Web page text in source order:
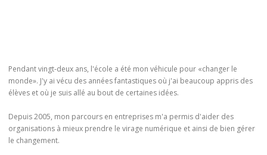
Pendant vingt-deux ans, l'école a été mon véhicule pour «changer le
monde». J'y ai vécu des années fantastiques où j'ai beaucoup appris des
élèves et où je suis allé au bout de certaines idées.
Depuis 2005, mon parcours en entreprises m'a permis d'aider des
organisations à mieux prendre le virage numérique et ainsi de bien gérer
le changement.